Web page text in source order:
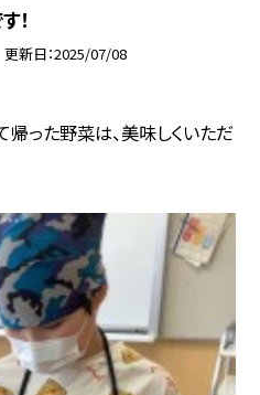
！
更新日 2025/07/08
帰った野菜は、美味しくいただ